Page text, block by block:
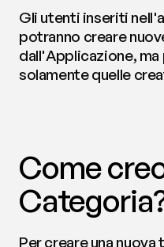
Gli utenti inseriti
potranno creare
dall'Applicazione,
solamente quelle
Come
Per creare una